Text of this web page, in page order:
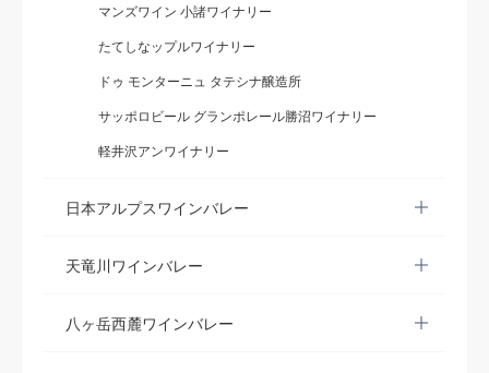
マンズワイン 小諸ワイナリー
たてしなップルワイナリー
ドゥ モンターニュ タテシナ醸造所
サッポロビール グランポレール勝沼ワイナリー
軽井沢アンワイナリー
日本アルプスワインバレー
天竜川ワインバレー
八ヶ岳西麓ワインバレー